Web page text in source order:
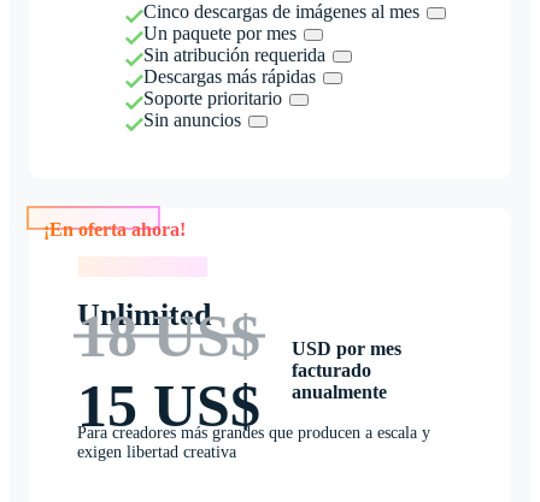
Cinco descargas de imágenes al mes
Un paquete por mes
Sin atribución requerida
Descargas más rápidas
Soporte prioritario
Sin anuncios
Unlimited
18 US$
15 US$
USD por mes
facturado
anualmente
Para creadores más grandes que producen a escala y
exigen libertad creativa